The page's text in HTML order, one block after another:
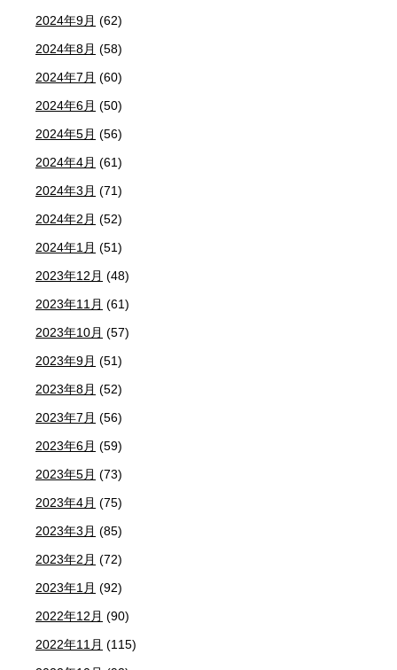
2024年9月 (62)
2024年8月 (58)
2024年7月 (60)
2024年6月 (50)
2024年5月 (56)
2024年4月 (61)
2024年3月 (71)
2024年2月 (52)
2024年1月 (51)
2023年12月 (48)
2023年11月 (61)
2023年10月 (57)
2023年9月 (51)
2023年8月 (52)
2023年7月 (56)
2023年6月 (59)
2023年5月 (73)
2023年4月 (75)
2023年3月 (85)
2023年2月 (72)
2023年1月 (92)
2022年12月 (90)
2022年11月 (115)